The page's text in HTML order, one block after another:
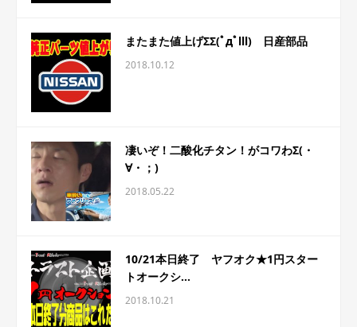
またまた値上げΣΣ(ﾟдﾟlll) 日産部品
2018.10.12
凄いぞ！二酸化チタン！がコワわΣ(・
∀・；)
2018.05.22
10/21本日終了 ヤフオク★1円スター
トオークシ...
2018.10.21